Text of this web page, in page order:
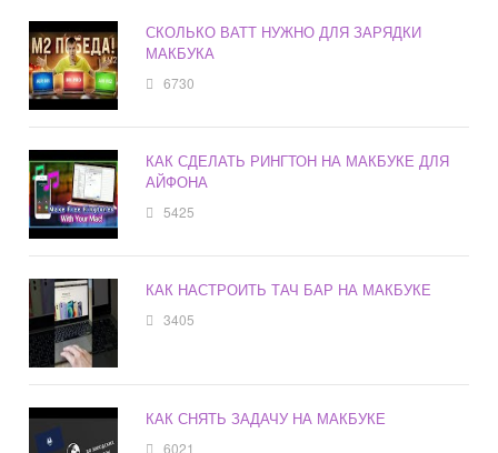
СКОЛЬКО ВАТТ НУЖНО ДЛЯ ЗАРЯДКИ
МАКБУКА
6730
КАК СДЕЛАТЬ РИНГТОН НА МАКБУКЕ ДЛЯ
АЙФОНА
5425
КАК НАСТРОИТЬ ТАЧ БАР НА МАКБУКЕ
3405
КАК СНЯТЬ ЗАДАЧУ НА МАКБУКЕ
6021